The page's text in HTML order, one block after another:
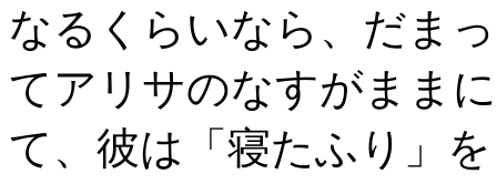
なるくらいなら、だまっ
てアリサのなすがまま
て、彼は「寝たふり」を